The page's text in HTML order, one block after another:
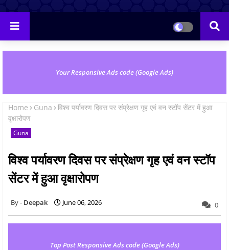
Your Responsive Ads code (Google Ads)
Home Guna
विश्व पर्यावरण दिवस पर संप्रेक्षण गृह एवं वन स्टॉप सेंटर में हुआ
वृक्षारोपण
Guna
विश्व पर्यावरण दिवस पर संप्रेक्षण गृह एवं वन स्टॉप
सेंटर में हुआ वृक्षारोपण
Deepak June 06, 2026 0
Top Post Responsive Ads code (Google Ads)